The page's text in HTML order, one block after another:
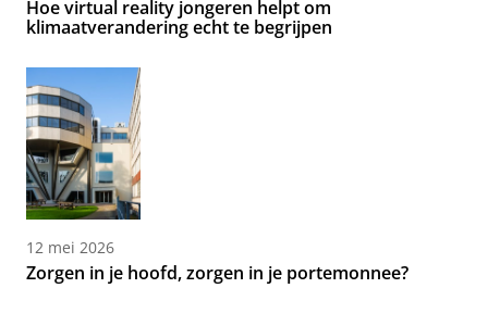
Hoe virtual reality jongeren helpt om
klimaatverandering echt te begrijpen
12 mei 2026
Zorgen in je hoofd, zorgen in je portemonnee?